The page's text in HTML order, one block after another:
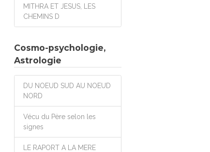
MITHRA ET JESUS, LES
CHEMINS D
Cosmo-psychologie,
Astrologie
DU NOEUD SUD AU NOEUD
NORD
Vécu du Père selon les
signes
LE RAPORT A LA MERE